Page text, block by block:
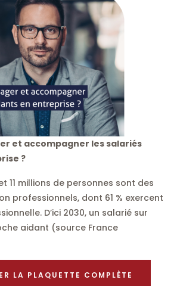
et accompagner les salariés
?
11 millions de personnes sont des
professionnels, dont 61 % exercent
D’ici 2030, un salarié sur
aidant (source France
LA PLAQUETTE COMPLÈTE